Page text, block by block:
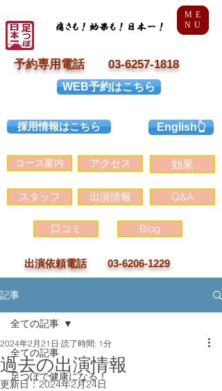
コース案内 アクセス
スタッフ 出演情報
口コミ Blog
Q&A
効果
出演依頼電話 03-6206-1229
予約専用電話 03-6257-1818
English👆
WEB予約はこちら
採用情報はこちら
ME
NU
記事
全ての記事
足つぼで健康になる！
全ての記事
過去の出演情報
2024年2月21日 読了時間: 1分
更新日：2024年2月24日